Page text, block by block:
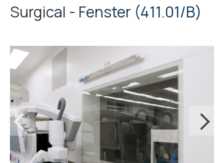
Surgical - Fenster 411.01/B